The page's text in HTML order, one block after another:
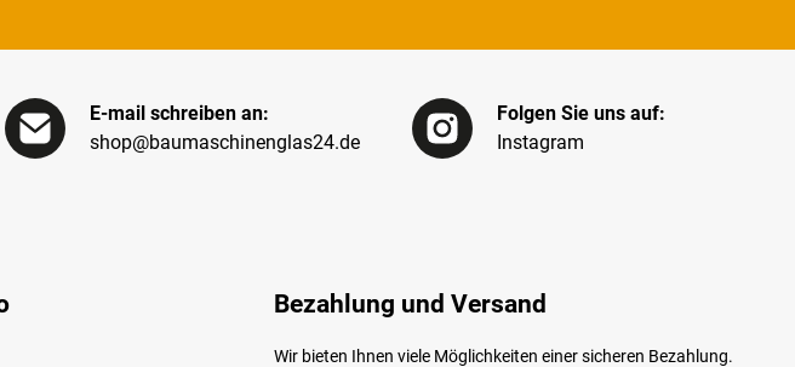
E-mail schreiben an:
shop@baumaschinenglas24.de
Folgen Sie uns auf:
Instagram
Bezahlung und Versand
Wir bieten Ihnen viele Möglichkeiten einer sicheren Bezahlung.